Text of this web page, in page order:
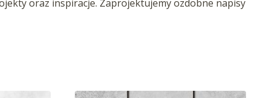
oraz inspiracje. Zaprojektujemy ozdobne napisy